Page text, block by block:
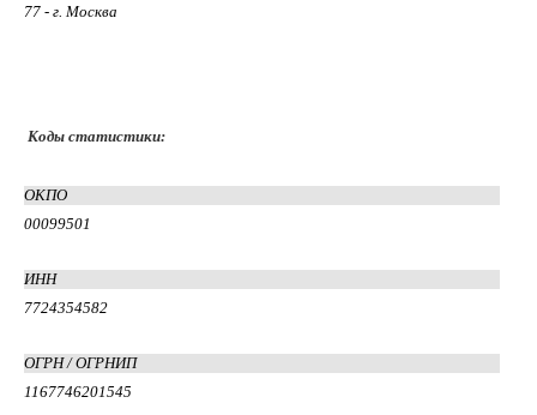
77 - г. Москва
Коды статистики:
ОКПО
00099501
ИНН
7724354582
ОГРН / ОГРНИП
1167746201545